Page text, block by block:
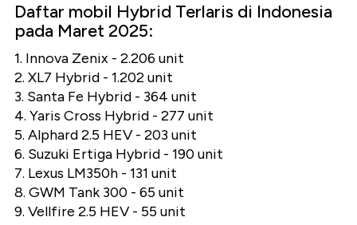
Daftar mobil Hybrid Terlaris di Indonesia
pada Maret 2025:
1. Innova Zenix - 2.206 unit
2. XL7 Hybrid - 1.202 unit
3. Santa Fe Hybrid - 364 unit
4. Yaris Cross Hybrid - 277 unit
5. Alphard 2.5 HEV - 203 unit
6. Suzuki Ertiga Hybrid - 190 unit
7. Lexus LM350h - 131 unit
8. GWM Tank 300 - 65 unit
9. Vellfire 2.5 HEV - 55 unit